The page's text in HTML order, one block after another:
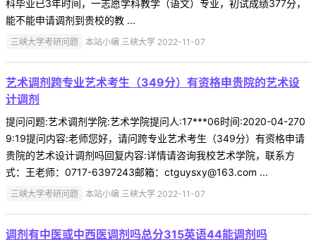
科毕业已3年时间，一志愿学科教学（语文）专业，初试成绩377分，
能不能申请调剂到贵校的教 ...
三峡大学考研问题 本站小编 三峡大学 2022-11-07
艺术调剂跨专业艺术考生（349分）有资格申贵院的艺术设
计调剂
提问问题:艺术调剂学院:艺术学院提问人:17***06时间:2020-04-270
9:19提问内容:老师您好，请问跨专业艺术考生（349分）有资格申请
贵院的艺术设计调剂吗回复内容:详情请咨询我校艺术学院，联系方
式：王老师：0717-6397243邮箱：ctguysxy@163.com ...
三峡大学考研问题 本站小编 三峡大学 2022-11-07
调剂有中医或中西医调剂吗总分315英语44能调剂吗